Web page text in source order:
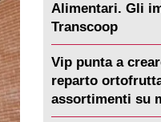
Alimentari. Gli
Transcoop
Vip punta a
reparto
assortimenti su